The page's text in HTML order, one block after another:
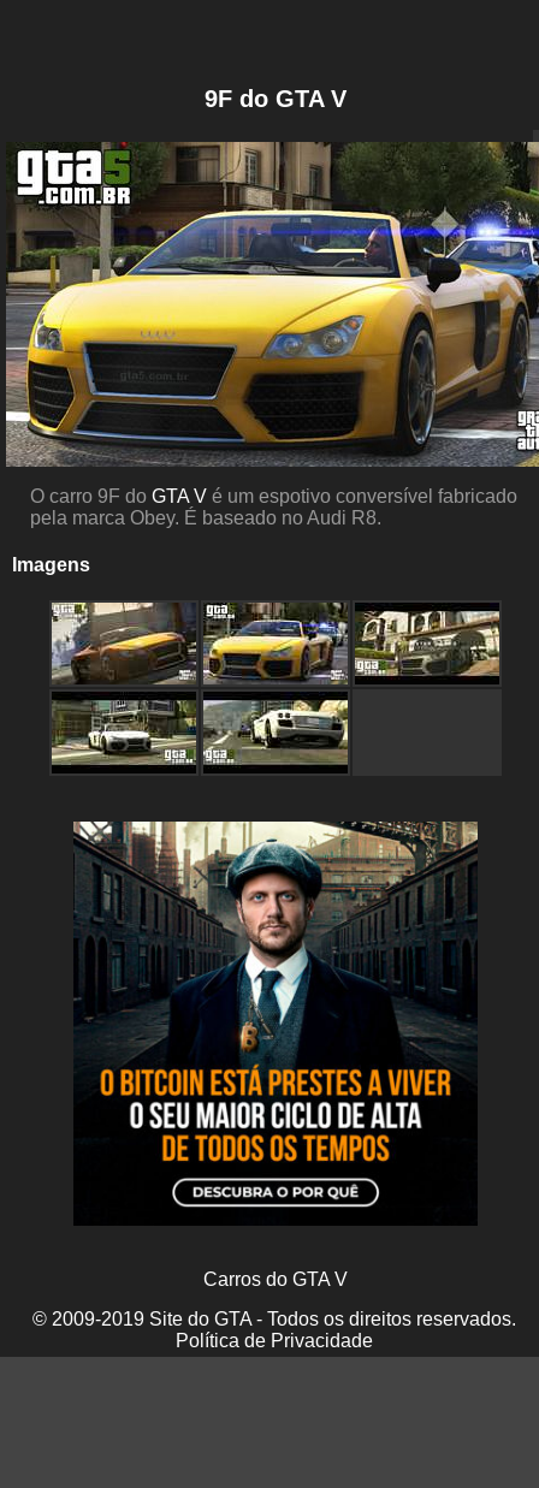
9F do GTA V
O carro 9F do GTA V é um espotivo conversível fabricado
pela marca Obey. É baseado no Audi R8.
Imagens
Carros do GTA V
© 2009-2019 Site do GTA - Todos os direitos reservados.
Política de Privacidade